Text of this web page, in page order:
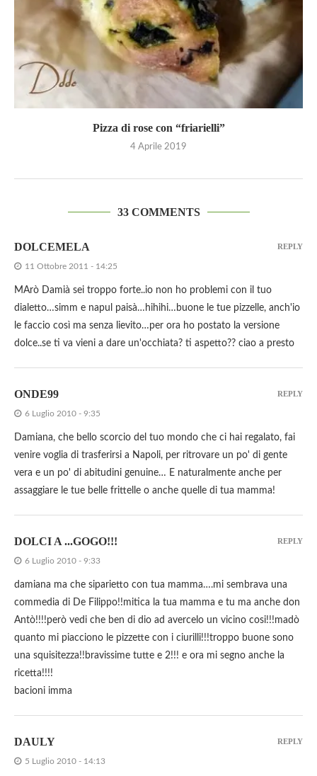
Pizza di rose con “friarielli”
4 Aprile 2019
33 COMMENTS
DOLCEMELA
11 Ottobre 2011 - 14:25
MArò Damià sei troppo forte..io non ho problemi con il tuo
dialetto…simm e napul paisà…hihihi…buone le tue pizzelle, anch'io
le faccio così ma senza lievito…per ora ho postato la versione
dolce..se ti va vieni a dare un'occhiata? ti aspetto?? ciao a presto
REPLY
ONDE99
6 Luglio 2010 - 9:35
Damiana, che bello scorcio del tuo mondo che ci hai regalato, fai
venire voglia di trasferirsi a Napoli, per ritrovare un po' di gente
vera e un po' di abitudini genuine… E naturalmente anche per
assaggiare le tue belle frittelle o anche quelle di tua mamma!
REPLY
DOLCI A ...GOGO!!!
6 Luglio 2010 - 9:33
damiana ma che siparietto con tua mamma….mi sembrava una
commedia di De Filippo!!mitica la tua mamma e tu ma anche don
Antò!!!!però vedi che ben di dio ad avercelo un vicino cosi!!!madò
quanto mi piacciono le pizzette con i ciurilli!!!troppo buone sono
una squisitezza!!bravissime tutte e 2!!! e ora mi segno anche la
ricetta!!!!
bacioni imma
REPLY
DAULY
5 Luglio 2010 - 14:13
REPLY